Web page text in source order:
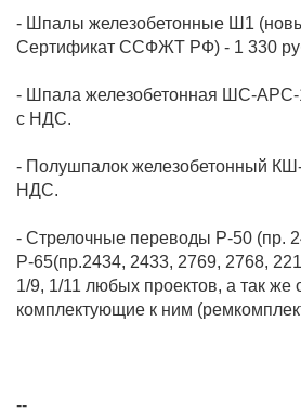
- Шпалы железобетонные Ш1
- Шпала железобетонная ШС-АРС-
- Полушпалок железобетонный
- Стрелочные переводы Р-50 (пр.
Р-65(пр.2434, 2433, 2769, 2768,
1/9, 1/11 любых проектов, а так же